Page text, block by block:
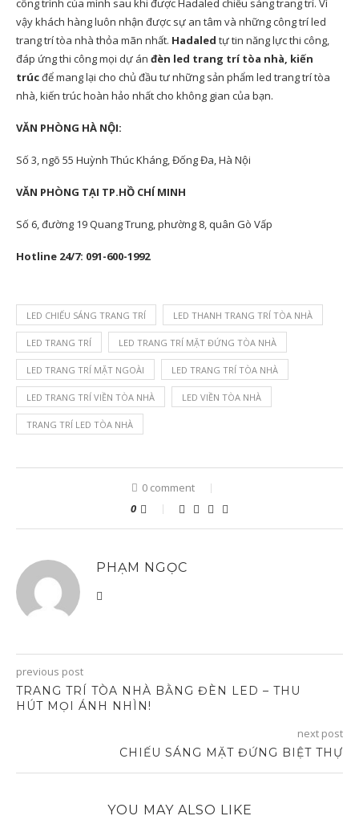
công trình của mình sau khi được Hadaled chiếu sáng trang trí. Vì
vậy khách hàng luôn nhận được sự an tâm và những công trí led
trang trí tòa nhà thỏa mãn nhất. Hadaled tự tin năng lực thi công,
đáp ứng thi công mọi dự án đèn led trang trí tòa nhà, kiến
trúcđể mang lại cho chủ đầu tư những sản phẩm led trang trí tòa
nhà, kiến trúc hoàn hảo nhất cho không gian của bạn.
VĂN PHÒNG HÀ NỘI:
Số 3, ngõ 55 Huỳnh Thúc Kháng, Đống Đa, Hà Nội
VĂN PHÒNG TẠI TP.HỒ CHÍ MINH
Số 6, đường 19 Quang Trung, phường 8, quân Gò Vấp
Hotline 24/7: 091-600-1992
LED CHIẾU SÁNG TRANG TRÍ LED THANH TRANG TRÍ TÒA NHÀ
LED TRANG TRÍ LED TRANG TRÍ MẶT ĐỨNG TÒA NHÀ
LED TRANG TRÍ MẶT NGOÀI LED TRANG TRÍ TÒA NHÀ
LED TRANG TRÍ VIỀN TÒA NHÀ LED VIỀN TÒA NHÀ
TRANG TRÍ LED TÒA NHÀ
0 comment
0
PHẠM NGỌC
previous post
TRANG TRÍ TÒA NHÀ BẰNG ĐÈN LED – THU
HÚT MỌI ÁNH NHÌN!
next post
CHIẾU SÁNG MẶT ĐỨNG BIỆT THỰ
YOU MAY ALSO LIKE